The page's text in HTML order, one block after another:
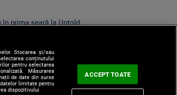
în prima seară la Untold.
Stocarea și/sau
conținutului
pentru selectarea
Măsurarea
de date din surse
limitate pentru
dispozitivului.
ACCEPT TOATE